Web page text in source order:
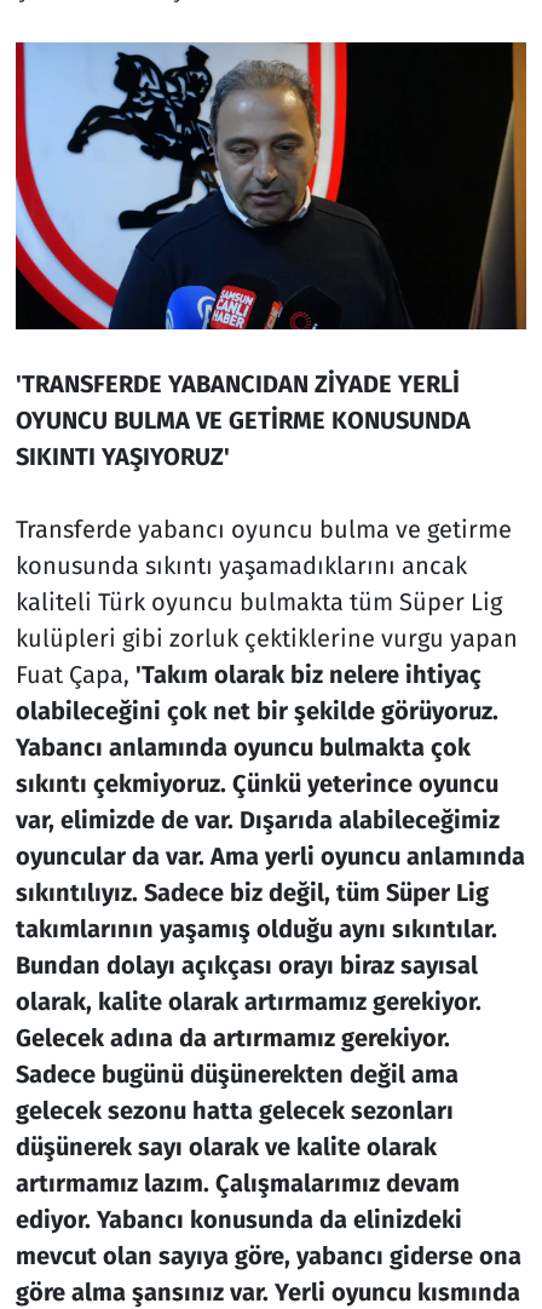
'TRANSFERDE YABANCIDAN ZİYADE YERLİ
OYUNCU BULMA VE GETİRME KONUSUNDA
SIKINTI YAŞIYORUZ'
Transferde yabancı oyuncu bulma ve getirme
konusunda sıkıntı yaşamadıklarını ancak
kaliteli Türk oyuncu bulmakta tüm Süper Lig
kulüpleri gibi zorluk çektiklerine vurgu yapan
Fuat Çapa, 'Takım olarak biz nelere ihtiyaç
olabileceğini çok net bir şekilde görüyoruz.
Yabancı anlamında oyuncu bulmakta çok
sıkıntı çekmiyoruz. Çünkü yeterince oyuncu
var, elimizde de var. Dışarıda alabileceğimiz
oyuncular da var. Ama yerli oyuncu anlamında
sıkıntılıyız. Sadece biz değil, tüm Süper Lig
takımlarının yaşamış olduğu aynı sıkıntılar.
Bundan dolayı açıkçası orayı biraz sayısal
olarak, kalite olarak artırmamız gerekiyor.
Gelecek adına da artırmamız gerekiyor.
Sadece bugünü düşünerekten değil ama
gelecek sezonu hatta gelecek sezonları
düşünerek sayı olarak ve kalite olarak
artırmamız lazım. Çalışmalarımız devam
ediyor. Yabancı konusunda da elinizdeki
mevcut olan sayıya göre, yabancı giderse ona
göre alma şansınız var. Yerli oyuncu kısmında